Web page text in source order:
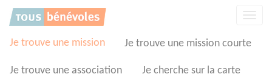
Je trouve une mission Je trouve une mission courte
Je trouve une association Je cherche sur la carte
Panneau de gestion des cookies